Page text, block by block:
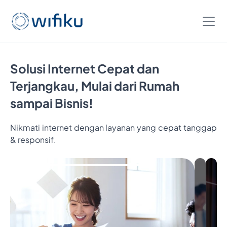
Solusi Internet Cepat dan
Terjangkau, Mulai dari Rumah
sampai Bisnis!
Nikmati internet dengan layanan yang cepat tanggap
& responsif.
Bayar
Bulan,
Nikmatin
Bulan
Cukup
Bayar